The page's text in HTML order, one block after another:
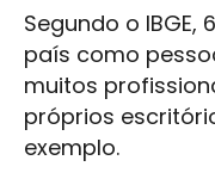
Segundo o
país como
muitos
próprios
exemplo.